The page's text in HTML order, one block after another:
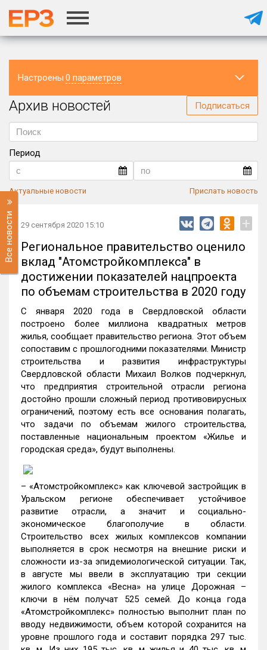
Настроены 0 параметров
Регион
Архив новостей Подписаться
Период
Актуальные новости Прислать новость
Все новости 29 сентября 2020 15:10 +
Региональное правительство оценило
вклад "Атомстройкомплекса" в
достижении показателей нацпроекта
по объемам строительства в 2020 году
С января 2020 года в Свердловской области
построено более миллиона квадратных метров
жилья, сообщает правительство региона. Этот объем
сопоставим с прошлогодними показателями. Министр
строительства и развития инфраструктуры
Свердловской области Михаил Волков подчеркнул,
что предприятия строительной отрасли региона
достойно прошли сложный период противовирусных
ограничений, поэтому есть все основания полагать,
что задачи по объемам жилого строительства,
поставленные национальным проектом «Жилье и
городская среда», будут выполнены.
– «Атомстройкомплекс» как ключевой застройщик в
Уральском регионе обеспечивает устойчивое
развитие отрасли, а значит и социально-
экономическое благополучие в области.
Строительство всех жилых комплексов компании
выполняется в срок несмотря на внешние риски и
сложности из-за эпидемиологической ситуации. Так,
в августе мы ввели в эксплуатацию три секции
жилого комплекса «Весна» на улице Дорожная –
ключи в нём получат 525 семей. До конца года
«Атомстройкомплекс» полностью выполнит план по
вводу недвижимости, объем которой сохранится на
уровне прошлого года и составит порядка 297 тыс.